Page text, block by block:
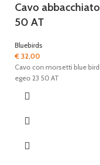
Cavo
50 AT
Bluebirds
€ 32,00
Cavo con morsetti blue
egeo 23 50 AT